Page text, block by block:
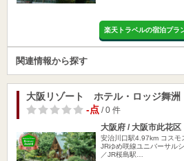
楽天トラベルの宿泊プラ
関連情報から探す
大阪リゾート ホテル・ロッジ舞洲
-点/ 0 件
大阪府 / 大阪市此花区
安治川口駅4.97km コスモ
JRゆめ咲線ユニバーサル
／JR桜島駅…